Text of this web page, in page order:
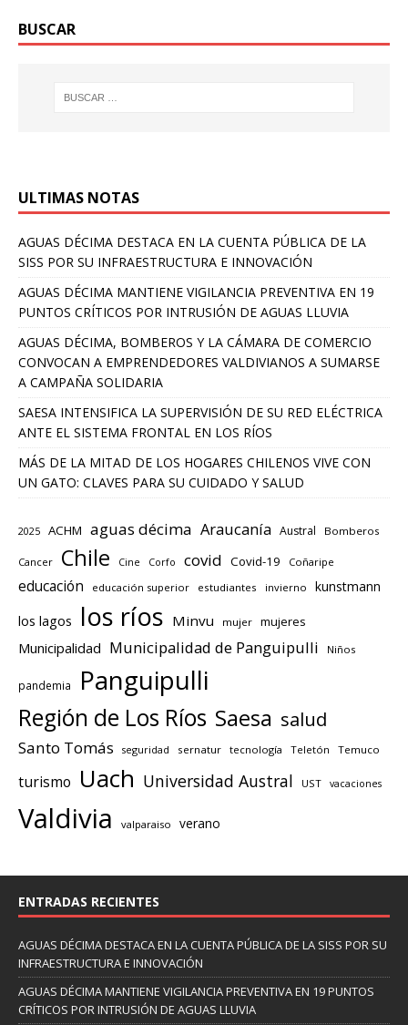
BUSCAR
ULTIMAS NOTAS
AGUAS DÉCIMA DESTACA EN LA CUENTA PÚBLICA DE LA
SISS POR SU INFRAESTRUCTURA E INNOVACIÓN
AGUAS DÉCIMA MANTIENE VIGILANCIA PREVENTIVA EN 19
PUNTOS CRÍTICOS POR INTRUSIÓN DE AGUAS LLUVIA
AGUAS DÉCIMA, BOMBEROS Y LA CÁMARA DE COMERCIO
CONVOCAN A EMPRENDEDORES VALDIVIANOS A SUMARSE
A CAMPAÑA SOLIDARIA
SAESA INTENSIFICA LA SUPERVISIÓN DE SU RED ELÉCTRICA
ANTE EL SISTEMA FRONTAL EN LOS RÍOS
MÁS DE LA MITAD DE LOS HOGARES CHILENOS VIVE CON
UN GATO: CLAVES PARA SU CUIDADO Y SALUD
2025 ACHM aguas décima Araucanía Austral Bomberos
Cancer Chile Cine Corfo covid Covid-19 Coñaripe
educación educación superior estudiantes invierno kunstmann
los lagos los ríos Minvu mujer mujeres
Municipalidad Municipalidad de Panguipulli Niños
pandemia Panguipulli
Región de Los Ríos Saesa salud
Santo Tomás seguridad sernatur tecnología Teletón Temuco
turismo Uach Universidad Austral UST vacaciones
Valdivia valparaiso verano
ENTRADAS RECIENTES
AGUAS DÉCIMA DESTACA EN LA CUENTA PÚBLICA DE LA SISS POR SU
INFRAESTRUCTURA E INNOVACIÓN
AGUAS DÉCIMA MANTIENE VIGILANCIA PREVENTIVA EN 19 PUNTOS
CRÍTICOS POR INTRUSIÓN DE AGUAS LLUVIA